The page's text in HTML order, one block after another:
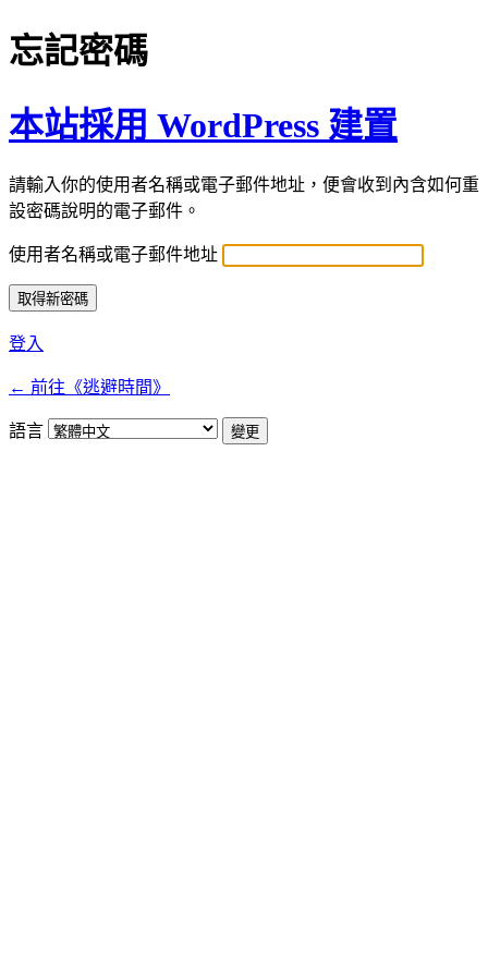
忘記密碼
本站採用 WordPress 建置
請輸入你的使用者名稱或電子郵件地址，便會收到內含如何重
設密碼說明的電子郵件。
使用者名稱或電子郵件地址
登入
← 前往《逃避時間》
語言